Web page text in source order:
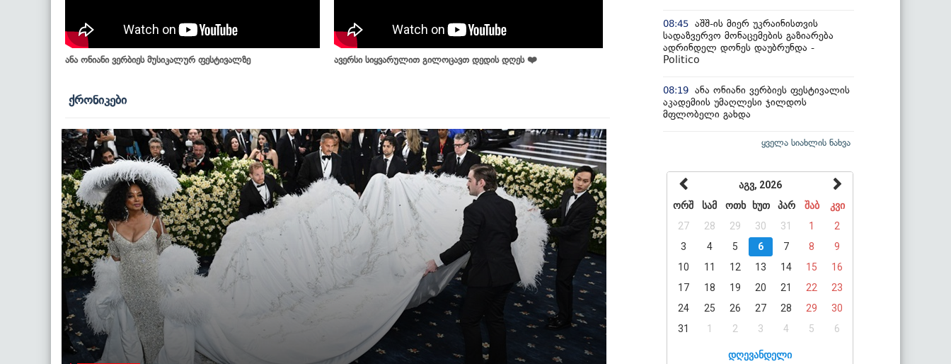
ანა ონიანი ვერბიეს მუსიკალურ ფესტივალზე ავერსი სიყვარულით გილოცავთ დედის დღეს ❤️
ქრონიკები
08:45 აშშ-ის მიერ უკრაინისთვის
სადაზვერვო მონაცემების გაზიარება
ადრინდელ დონეს დაუბრუნდა -
Politico
08:19 ანა ონიანი ვერბიეს ფესტივალის
აკადემიის უმაღლესი ჯილდოს
მფლობელი გახდა
ყველა სიახლის ნახვა
აგვ, 2026
ორშ
სამ ოთხ ხუთ პარ შაბ
კვი
27
28 29 30 31 1
2
3
4 5 6 7 8
9
10
11 12 13 14 15
16
17
18 19 20 21 22
23
24
25 26 27 28 29
30
31
1 2 3 4 5 6
დღევანდელი